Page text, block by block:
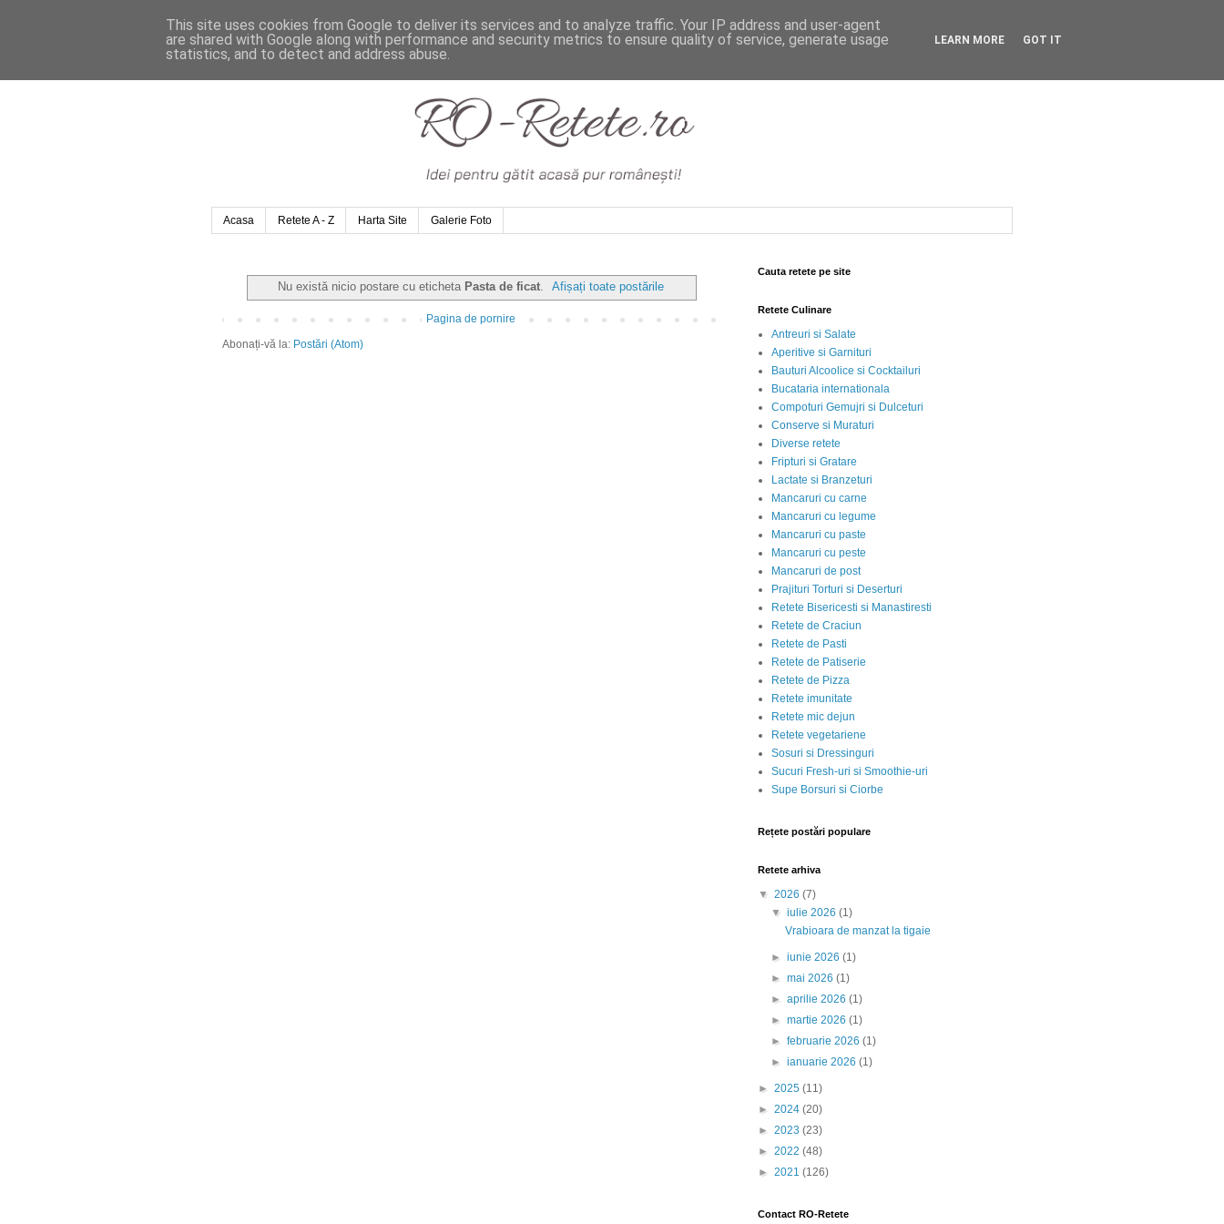
Acasa Retete A - Z Harta Site Galerie Foto
Nu există nicio postare cu eticheta Pasta de ficat. Afișați toate postările
Pagina de pornire
Abonați-vă la: Postări (Atom)
Cauta retete pe site
Retete Culinare
Antreuri si Salate
Aperitive si Garnituri
Bauturi Alcoolice si Cocktailuri
Bucataria internationala
Compoturi Gemujri si Dulceturi
Conserve si Muraturi
Diverse retete
Fripturi si Gratare
Lactate si Branzeturi
Mancaruri cu carne
Mancaruri cu legume
Mancaruri cu paste
Mancaruri cu peste
Mancaruri de post
Prajituri Torturi si Deserturi
Retete Bisericesti si Manastiresti
Retete de Craciun
Retete de Pasti
Retete de Patiserie
Retete de Pizza
Retete imunitate
Retete mic dejun
Retete vegetariene
Sosuri si Dressinguri
Sucuri Fresh-uri si Smoothie-uri
Supe Borsuri si Ciorbe
Rețete postări populare
Retete arhiva
▼ 2026 (7)
▼iulie 2026(1)
Vrabioara de manzat la tigaie
►iunie 2026(1)
►mai 2026(1)
►aprilie 2026(1)
►martie 2026(1)
►februarie 2026(1)
►ianuarie 2026(1)
► 2025 (11)
► 2024 (20)
► 2023 (23)
► 2022 (48)
► 2021 (126)
Contact RO-Retete
This site uses cookies from Google to deliver its services and to analyze traffic. Your IP address and user-agent
are shared with Google along with performance and security metrics to ensure quality of service, generate usage
statistics, and to detect and address abuse.
LEARN MORE GOT IT